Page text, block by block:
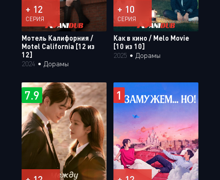
+ 12
СЕРИЯ
Мотель Калифорния /
Motel California [12 из
12]
2024 • Дорамы
+ 10
СЕРИЯ
Как в кино / Melo Movie
[10 из 10]
2025 • Дорамы
7.9 1